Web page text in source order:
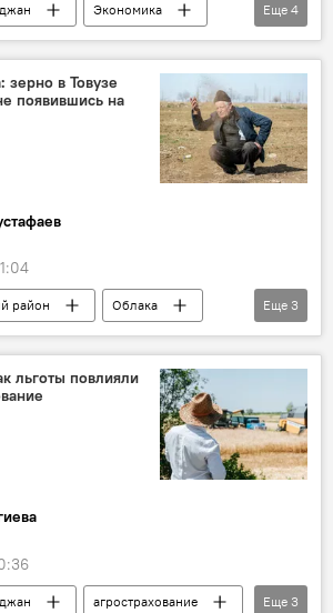
Экономика
ЖИЗНЬ
поставки
Еще 4
зерно в Товузе
появившись на
район
Облака
ЖИЗНЬ
Еще 3
льготы повлияли
агрострахование
Еще 3